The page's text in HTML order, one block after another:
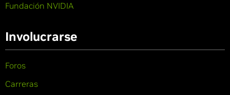
Fundación NVIDIA
Involucrarse
Foros
Carreras